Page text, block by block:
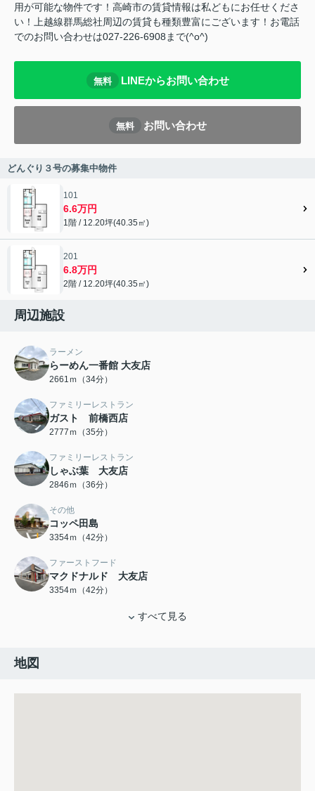
用が可能な物件です！高崎市の賃貸情報は私どもにお任せくださ
い！上越線群馬総社周辺の賃貸も種類豊富にございます！お電話
でのお問い合わせは027-226-6908まで(^o^)
無料 LINEからお問い合わせ
無料 お問い合わせ
どんぐり３号の募集中物件
101
6.6万円
1階 / 12.20坪(40.35㎡)
201
6.8万円
2階 / 12.20坪(40.35㎡)
周辺施設
ラーメン
らーめん一番館 大友店
2661ｍ（34分）
ファミリーレストラン
ガスト 前橋西店
2777ｍ（35分）
ファミリーレストラン
しゃぶ葉 大友店
2846ｍ（36分）
その他
コッペ田島
3354ｍ（42分）
ファーストフード
マクドナルド 大友店
3354ｍ（42分）
すべて見る
地図